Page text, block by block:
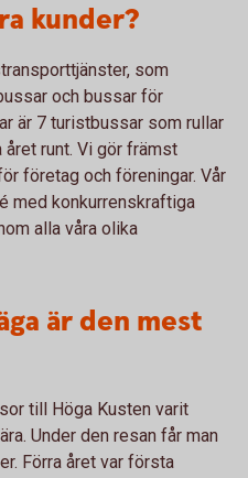
kunder?
som
och bussar för
är 7 turistbussar som rullar
året runt. Vi gör främst
företag och föreningar. Vår
med konkurrenskraftiga
alla våra olika
är den mest
till Höga Kusten varit
Under den resan får man
Förra året var första